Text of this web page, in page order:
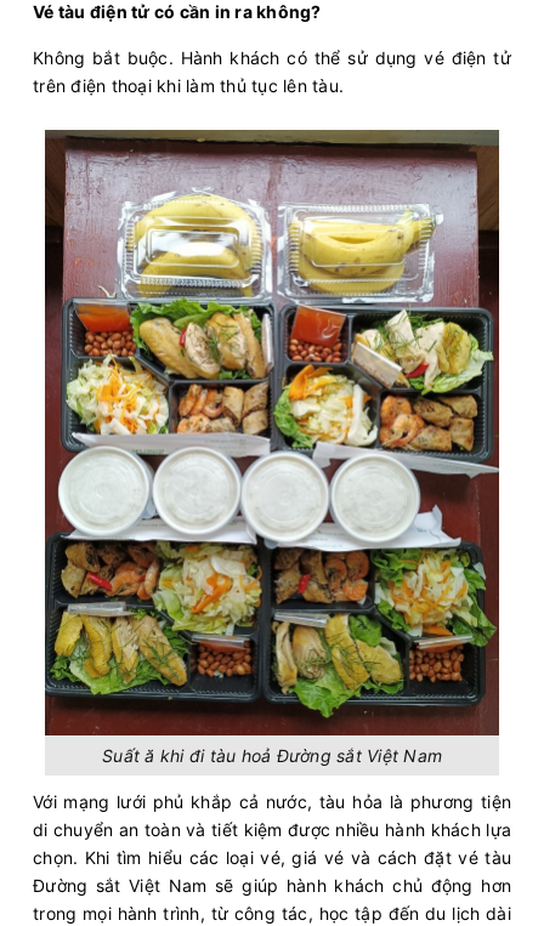
Vé tàu điện tử có cần in ra không?
Không bắt buộc. Hành khách có thể sử dụng vé điện tử
trên điện thoại khi làm thủ tục lên tàu.
Suất ă khi đi tàu hoả Đường sắt Việt Nam
Với mạng lưới phủ khắp cả nước, tàu hỏa là phương tiện
di chuyển an toàn và tiết kiệm được nhiều hành khách lựa
chọn. Khi tìm hiểu các loại vé, giá vé và cách đặt vé tàu
Đường sắt Việt Nam sẽ giúp hành khách chủ động hơn
trong mọi hành trình, từ công tác, học tập đến du lịch dài